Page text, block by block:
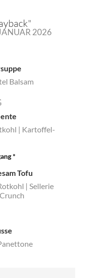
2026
Balsam
| Kartoffel-
*
Tofu
| Sellerie
nehmen.